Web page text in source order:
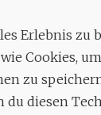
Erlebnis zu
Cookies, um
zu
du diesen
Str. 18
70619 Stuttgart
MUSIK